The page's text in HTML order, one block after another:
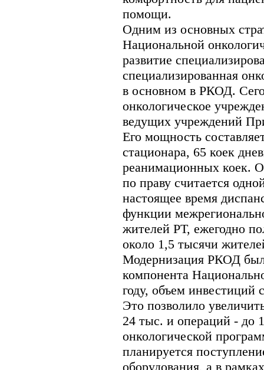
помощи.
Одним из основных
Национальной
развитие
специализированная
в основном в РКОД.
онкологическое
ведущих учреждений
Его мощность
стационара, 65 коек
реанимационных коек.
по праву считается
настоящее время
функции
жителей РТ, ежегодно
около 1,5 тысячи
Модернизация РКОД
компонента
году, объем инвестиций
Это позволило
24 тыс. и операций - до
онкологической
планируется
оборудования, а в